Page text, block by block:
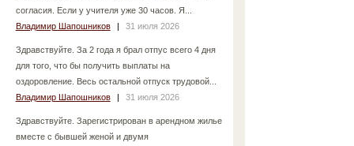
согласия. Если у учителя уже 30 часов. Я...
Владимир Шапошников
| 31 июля 2026
Здравствуйте. За 2 года я брал отпус всего 4 дня
для того, что бы получить выплаты на
оздоровление. Весь остальной отпуск трудовой...
Владимир Шапошников
| 31 июля 2026
Здравствуйте. Зарегистрирован в арендном жилье
вместе с бывшей женой и двумя